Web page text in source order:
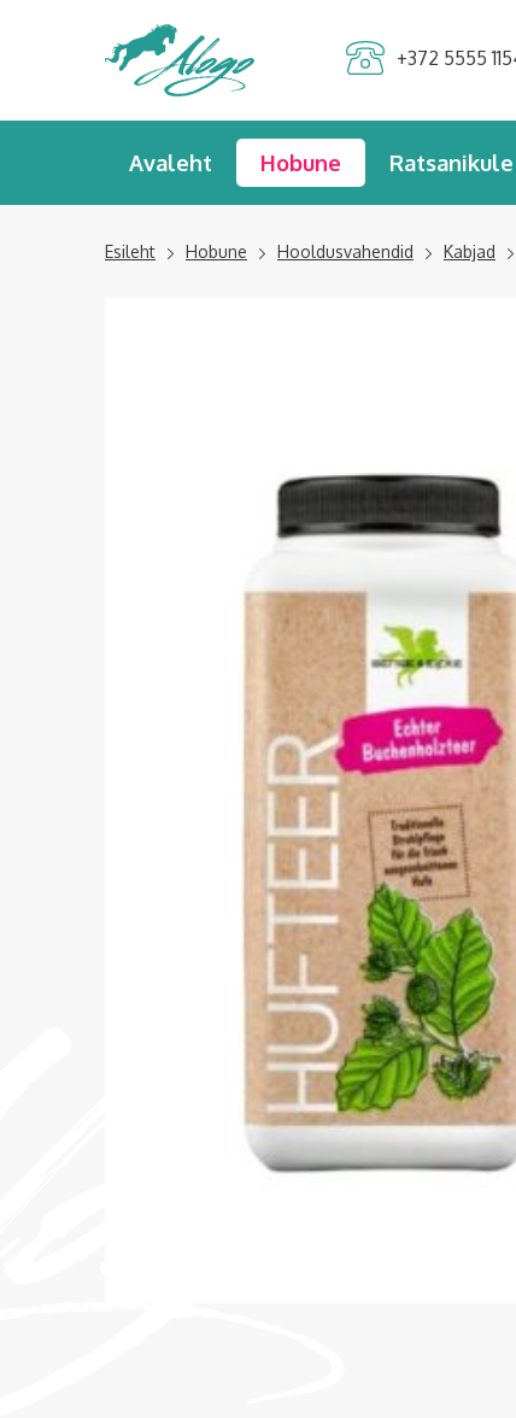
Alogo Hobu ja
ratsavarustus
+372 5555
Avaleht Hobune Ratsanikule
Esileht Hobune Hooldusvahendid Kabjad